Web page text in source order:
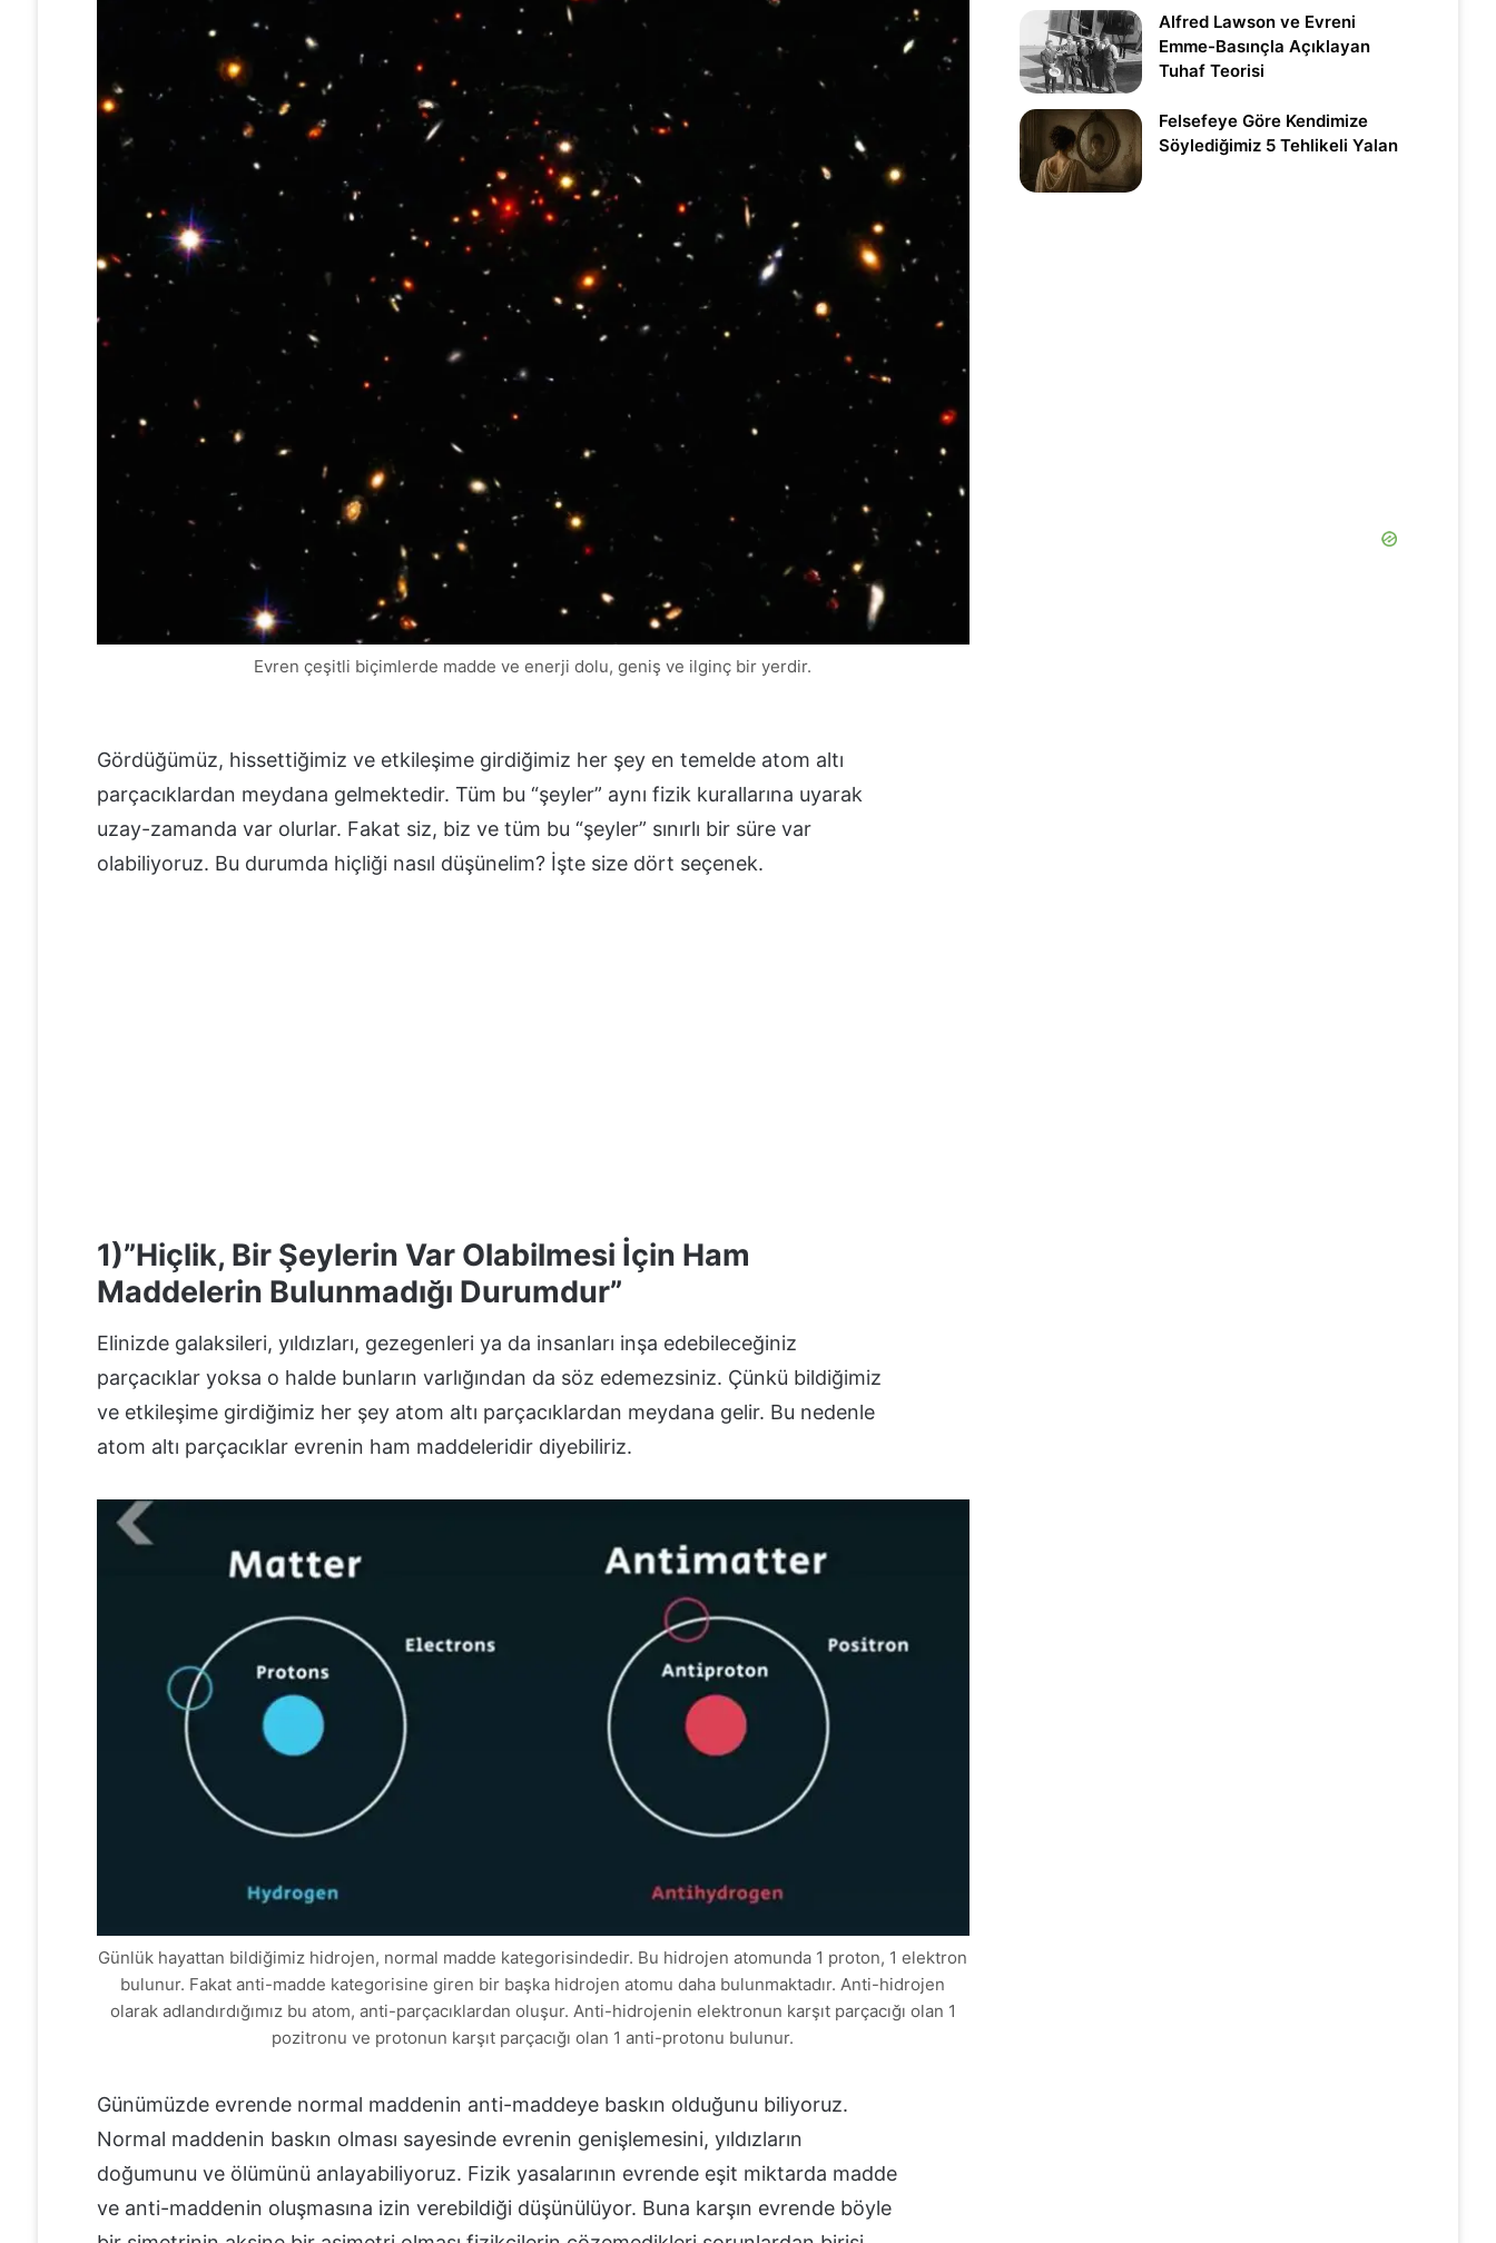
Evren çeşitli biçimlerde madde ve enerji dolu, geniş ve ilginç bir yerdir.
Gördüğümüz, hissettiğimiz ve etkileşime girdiğimiz her şey en temelde atom altı
parçacıklardan meydana gelmektedir. Tüm bu “şeyler” aynı fizik kurallarına uyarak
uzay-zamanda var olurlar. Fakat siz, biz ve tüm bu “şeyler” sınırlı bir süre var
olabiliyoruz. Bu durumda hiçliği nasıl düşünelim? İşte size dört seçenek.
1)”Hiçlik, Bir Şeylerin Var Olabilmesi İçin Ham
Maddelerin Bulunmadığı Durumdur”
Elinizde galaksileri, yıldızları, gezegenleri ya da insanları inşa edebileceğiniz
parçacıklar yoksa o halde bunların varlığından da söz edemezsiniz. Çünkü bildiğimiz
ve etkileşime girdiğimiz her şey atom altı parçacıklardan meydana gelir. Bu nedenle
atom altı parçacıklar evrenin ham maddeleridir diyebiliriz.
Günlük hayattan bildiğimiz hidrojen, normal madde kategorisindedir. Bu hidrojen atomunda 1 proton, 1 elektron
bulunur. Fakat anti-madde kategorisine giren bir başka hidrojen atomu daha bulunmaktadır. Anti-hidrojen
olarak adlandırdığımız bu atom, anti-parçacıklardan oluşur. Anti-hidrojenin elektronun karşıt parçacığı olan 1
pozitronu ve protonun karşıt parçacığı olan 1 anti-protonu bulunur.
Günümüzde evrende normal maddenin anti-maddeye baskın olduğunu biliyoruz.
Normal maddenin baskın olması sayesinde evrenin genişlemesini, yıldızların
doğumunu ve ölümünü anlayabiliyoruz. Fizik yasalarının evrende eşit miktarda madde
ve anti-maddenin oluşmasına izin verebildiği düşünülüyor. Buna karşın evrende böyle
Alfred Lawson ve Evreni
Emme-Basınçla Açıklayan
Tuhaf Teorisi
Felsefeye Göre Kendimize
Söylediğimiz 5 Tehlikeli Yalan